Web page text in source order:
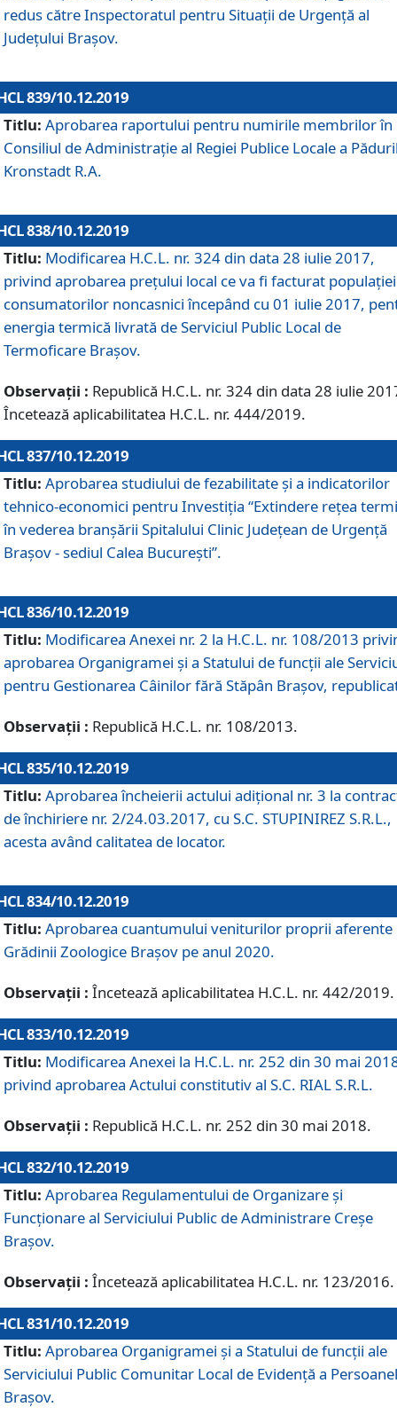
redus către Inspectoratul pentru Situaţii de Urgenţă al
Judeţului Brașov.
839/10.12.2019
Titlu: Aprobarea raportului pentru numirile membrilor în
Consiliul de Administraţie al Regiei Publice Locale a
Kronstadt R.A.
838/10.12.2019
Titlu: Modificarea H.C.L. nr. 324 din data 28 iulie 2017,
privind aprobarea preţului local ce va fi facturat
consumatorilor noncasnici începând cu 01 iulie 2017,
energia termică livrată de Serviciul Public Local de
Termoficare Braşov.
Observații : Republică H.C.L. nr. 324 din data 28 iulie
Încetează aplicabilitatea H.C.L. nr. 444/2019.
837/10.12.2019
Titlu: Aprobarea studiului de fezabilitate și a indicatorilor
tehnico-economici pentru Investiția “Extindere rețea
în vederea branșării Spitalului Clinic Județean de Urgență
Brașov - sediul Calea București”.
836/10.12.2019
Titlu: Modificarea Anexei nr. 2 la H.C.L. nr. 108/2013
aprobarea Organigramei şi a Statului de funcții ale
pentru Gestionarea Câinilor fără Stăpân Brașov,
Observații : Republică H.C.L. nr. 108/2013.
835/10.12.2019
Titlu: Aprobarea încheierii actului adițional nr. 3 la
de închiriere nr. 2/24.03.2017, cu S.C. STUPINIREZ S.R.L.,
acesta având calitatea de locator.
834/10.12.2019
Titlu: Aprobarea cuantumului veniturilor proprii aferente
Grădinii Zoologice Braşov pe anul 2020.
Observații : Încetează aplicabilitatea H.C.L. nr. 442/2019.
833/10.12.2019
Titlu: Modificarea Anexei la H.C.L. nr. 252 din 30 mai
privind aprobarea Actului constitutiv al S.C. RIAL S.R.L.
Observații : Republică H.C.L. nr. 252 din 30 mai 2018.
832/10.12.2019
Titlu: Aprobarea Regulamentului de Organizare și
Funcționare al Serviciului Public de Administrare Creșe
Brașov.
Observații : Încetează aplicabilitatea H.C.L. nr. 123/2016.
831/10.12.2019
Titlu: Aprobarea Organigramei și a Statului de funcții ale
Serviciului Public Comunitar Local de Evidență a
Brașov.